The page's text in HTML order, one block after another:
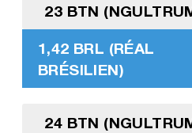
23 BTN
1,42 BRL (RÉAL
BRÉSILIEN)
24 BTN